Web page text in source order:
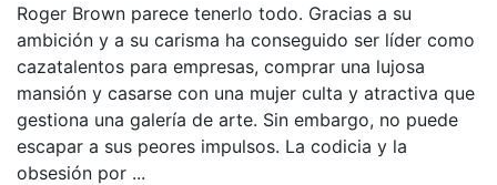
Roger Brown parece tenerlo todo. Gracias a su
ambición y a su carisma ha conseguido ser líder como
cazatalentos para empresas, comprar una lujosa
mansión y casarse con una mujer culta y atractiva que
gestiona una galería de arte. Sin embargo, no puede
escapar a sus peores impulsos. La codicia y la
obsesión por ...